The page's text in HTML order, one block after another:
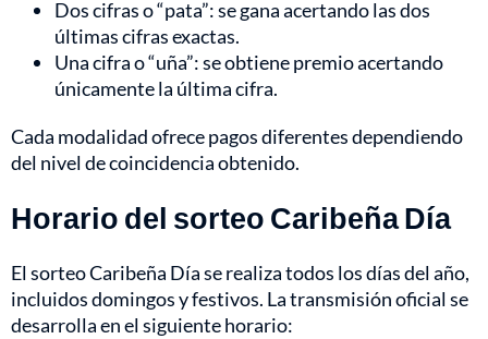
Dos cifras o “pata”: se gana acertando las dos
últimas cifras exactas.
Una cifra o “uña”: se obtiene premio acertando
únicamente la última cifra.
Cada modalidad ofrece pagos diferentes dependiendo
del nivel de coincidencia obtenido.
Horario del sorteo Caribeña Día
El sorteo Caribeña Día se realiza todos los días del año,
incluidos domingos y festivos. La transmisión oficial se
desarrolla en el siguiente horario: